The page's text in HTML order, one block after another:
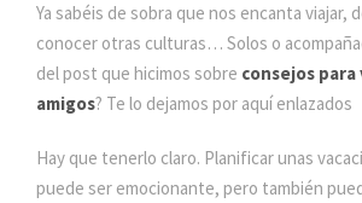
Ya sabéis de sobra que nos encanta viajar,
conocer otras culturas… Solos o
del post que hicimos sobre consejos para
amigos? Te lo dejamos por aquí enlazados
Hay que tenerlo claro. Planificar unas
puede ser emocionante, pero también